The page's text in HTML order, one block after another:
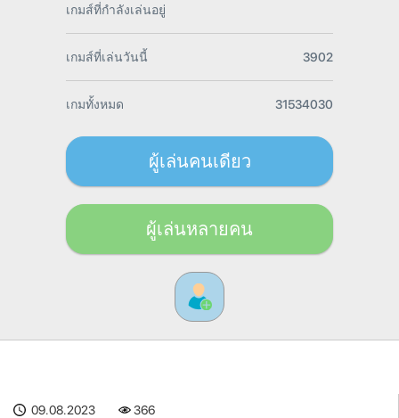
เกมส์ที่กำลังเล่นอยู่
เกมส์ที่เล่นวันนี้ 3902
เกมทั้งหมด 31534030
ผู้เล่นคนเดียว
ผู้เล่นหลายคน
09.08.2023 366